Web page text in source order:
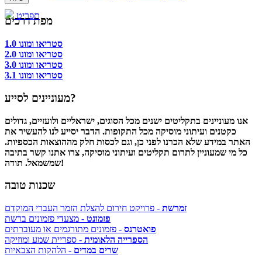
תפריט
מפת דרכים
סטריאו ומונו 1.0
סטריאו ומונו 2.0
סטריאו ומונו 3.0
סטריאו ומונו 3.1
מעוניינים לסייע?
אנו מעוניינים בתקליטים ישנים מכל הסוגים, ישראליים ולועזיים, גדולים
כקטנים ועיתוני מוסיקה מכל התקופות. הדבר יסייע לנו להעשיר את
האתר במידע שלא הכרנו לפני כן, וגם לכסות חלק מההוצאות הכספיות.
כל מי שמעוניין לתרום תקליטים ועיתוני מוסיקה, צרו אתנו קשר בתיבה
שמשמאל. תודה!
שכנות טובה
זמרשת - פרויקט חירום להצלת הזמר העברי המוקדם
פזמונט - מצעדי פזמונים ברשת
פואטרנס - פזמונים מתורגמים או מעוברתים
הספרייה הלאומית - ספריית שמע ומוזיקה
שרים במדים - הלהקות הצבאיות